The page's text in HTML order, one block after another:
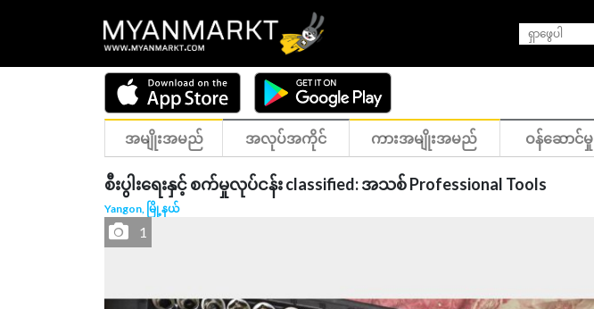
အမျိုးအမည် အလုပ်အကိုင် ကားအမျိုးအမည် ဝန်ဆောင်မှု
စီးပွါးရေးနှင့် စက်မှုလုပ်ငန်း classified: အသစ် Professional Tools
Yangon, မြို့နယ်
1